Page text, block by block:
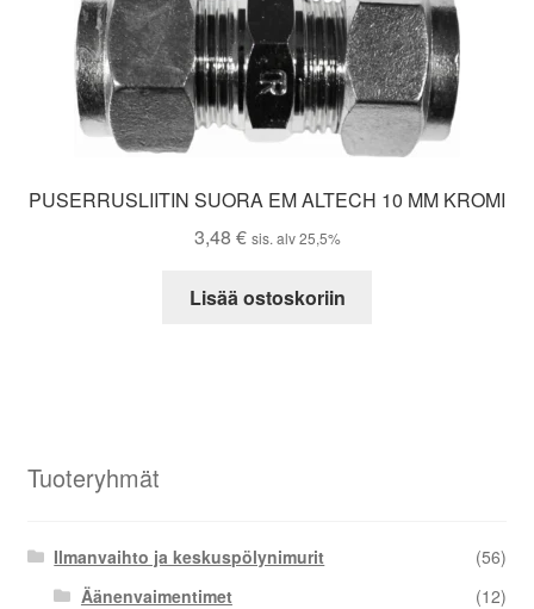
PUSERRUSLIITIN SUORA EM ALTECH 10 MM KROMI
3,48 € sis. alv 25,5%
Lisää ostoskoriin
Tuoteryhmät
Ilmanvaihto ja keskuspölynimurit
(56)
Äänenvaimentimet
(12)